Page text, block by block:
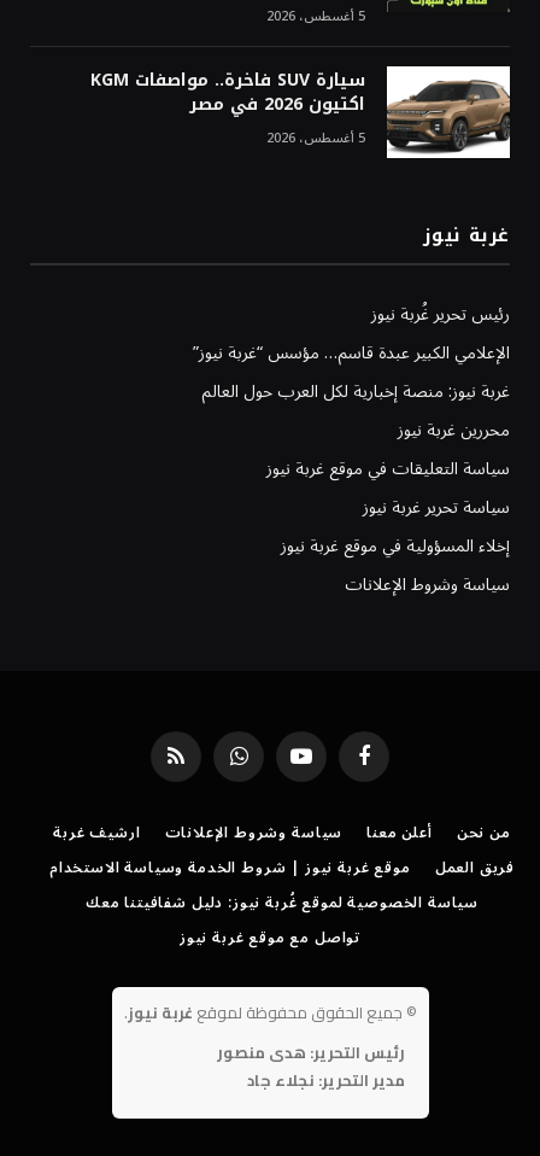
5 أغسطس، 2026
سيارة SUV فاخرة.. مواصفات KGM
اكتيون 2026 في مصر
5 أغسطس، 2026
غربة نيوز
رئيس تحرير غُربة نيوز
الإعلامي الكبير عبدة قاسم… مؤسس “غربة نيوز”
غربة نيوز: منصة إخبارية لكل العرب حول العالم
محررين غربة نيوز
سياسة التعليقات في موقع غربة نيوز
سياسة تحرير غربة نيوز
إخلاء المسؤولية في موقع غربة نيوز
سياسة وشروط الإعلانات
فيسبوك يوتيوب واتساب RSS
من نحن أعلن معنا سياسة وشروط الإعلانات
ارشيف غربة
فريق العمل
موقع غربة نيوز | شروط الخدمة وسياسة الاستخدام
سياسة الخصوصية لموقع غُربة نيوز: دليل شفافيتنا معك
تواصل مع موقع غربة نيوز
© جميع الحقوق محفوظة لموقع غربة نيوز.
رئيس التحرير: هدى منصور
مدير التحرير: نجلاء جاد